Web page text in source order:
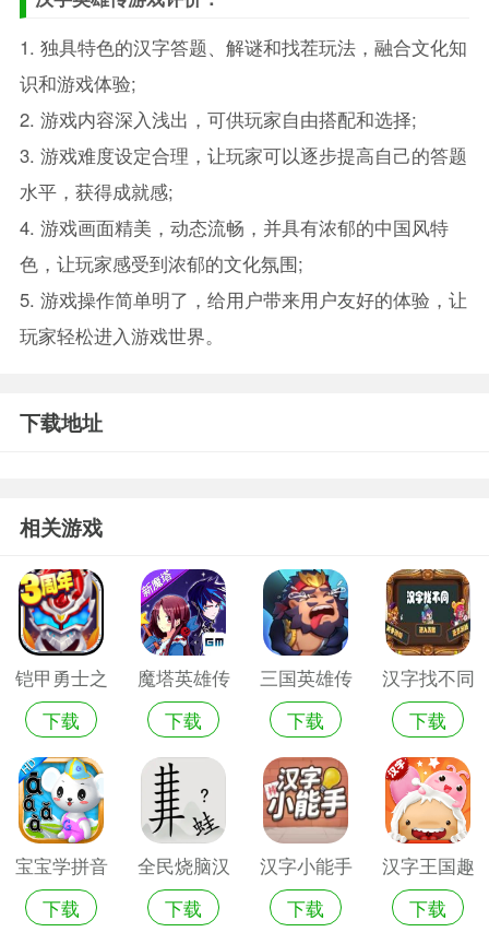
1. 独具特色的汉字答题、解谜和找茬玩法，融合文化知
识和游戏体验;
2. 游戏内容深入浅出，可供玩家自由搭配和选择;
3. 游戏难度设定合理，让玩家可以逐步提高自己的答题
水平，获得成就感;
4. 游戏画面精美，动态流畅，并具有浓郁的中国风特
色，让玩家感受到浓郁的文化氛围;
5. 游戏操作简单明了，给用户带来用户友好的体验，让
玩家轻松进入游戏世界。
下载地址
相关游戏
铠甲勇士之
英雄传说安
卓版
下载
魔塔英雄传
内购破解版
下载
三国英雄传
手机版
下载
汉字找不同
游戏免费版
下载
宝宝学拼音
汉字手机游
下载
全民烧脑汉
字安卓版
下载
汉字小能手
最新版
下载
汉字王国趣
味书信手机
下载